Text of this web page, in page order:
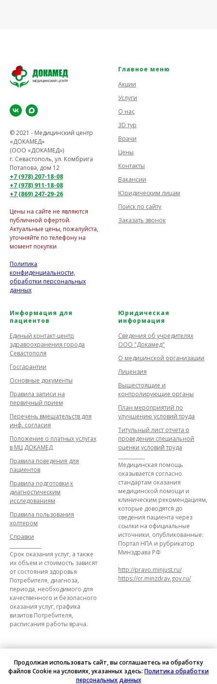
© 2021 - Медицинский центр
«ДОКАМЕД»
(ООО «ДОКАМЕД»)
г. Севастополь, ул. Комбрига
Потапова, дом 12
+7 (978) 207-18-08
+7 (978) 911-18-08
+7 (869) 247-29-26
Цены на сайте не являются
публичной офертой.
Актуальные цены, пожалуйста,
уточняйте по телефону на
момент покупки
Политика
конфиденциальности,
обработки персональных
данных
Главное меню
Акции
Услуги
О нас
3D тур
Врачи
Цены
Контакты
Вакансии
Юридическим лицам
Поиск по сайту
Заказать звонок
Информация для
пациентов
Единый контакт-центр
здравоохранения города
Севастополя
Госгарантии
Основные документы
Правила записи на
первичный прием
Перечень вмешательств для
инф. согласия
Положение о платных услугах
в МЦ ДОКАМЕД
Правила поведения для
пациентов
Правила подготовки к
диагностическим
исследованиям
Правила пользования
холтером
Справки
Срок оказания услуг, а также
их объем и стоимость зависят
от состояния здоровья
Потребителя, диагноза,
периода, необходимого для
качественного и безопасного
оказания услуг, графика
визитов Потребителя,
расписания работы врача.
Юридическая
информация
Сведения об учредителях
ООО "Докамед"
О медицинской организации
Лицензия
Вышестоящие и
контролирующие органы
План мероприятий по
улучшению условий труда
Титульный лист отчета о
проведении специальной
оценки условий труда
Медицинская помощь
оказывается согласно
стандартам оказания
медицинской помощи и
клиническим рекомендациям,
которые доводятся до
сведения пациента через
ссылки на официальные
источники, опубликованные:
Портал НПА и рубрикатор
Минздрава РФ
http://pravo.minjust.ru/
https://cr.minzdrav.gov.ru/
Продолжая использовать сайт, вы соглашаетесь на обработку
файлов Cookie на условиях, указанных здесь: Политика обработки
персональных данных